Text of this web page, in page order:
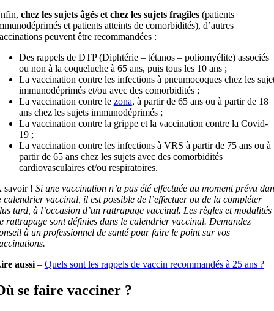
chez les sujets âgés et chez les sujets fragiles(patients
et patients atteints de comorbidités), d’autres
peuvent être recommandées :
Des rappels de DTP (Diphtérie – tétanos – poliomyélite) associés
ou non à la coqueluche à 65 ans, puis tous les 10 ans ;
La vaccination contre les infections à pneumocoques chez les
immunodéprimés et/ou avec des comorbidités ;
La vaccination contre le zona, à partir de 65 ans ou à partir de 18
ans chez les sujets immunodéprimés ;
La vaccination contre la grippe et la vaccination contre la Covid-
19 ;
La vaccination contre les infections à VRS à partir de 75 ans ou à
partir de 65 ans chez les sujets avec des comorbidités
cardiovasculaires et/ou respiratoires.
savoir ! Si une vaccination n’a pas été effectuée au moment prévu
calendrier vaccinal, il est possible de l’effectuer ou de la compléter
tard, à l’occasion d’un rattrapage vaccinal. Les règles et modalités
rattrapage sont définies dans le calendrier vaccinal. Demandez
à un professionnel de santé pour faire le point sur vos
aussi– Quels sont les rappels de vaccin recommandés à 25 ans ?
se faire vacciner ?